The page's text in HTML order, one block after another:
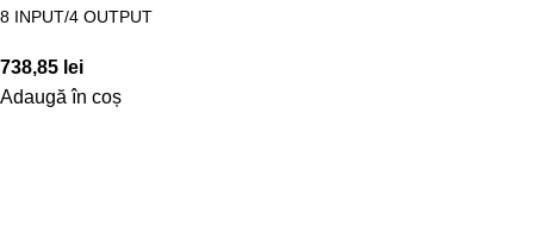
8 INPUT/4 OUTPUT
738,85 lei
Adaugă în coș